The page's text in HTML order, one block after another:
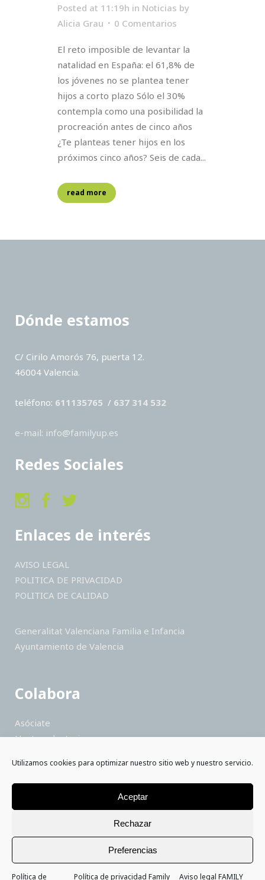
Utilizamos cookies para optimizar nuestro sitio web y nuestro servicio.
Aceptar
Rechazar
Preferencias
Política de Política de privacidad Family Aviso legal FAMILY
Posted at 11:19h in Noticias by
Alicia Grau
0 Comentarios
El reto imposible de levantar la
natalidad en España: el 61,8% de
los jóvenes no se plantea tener
hijos a corto plazo Sólo el 30%
contempla como una posibilidad la
procreación antes de cinco años
¿Te planteas tener hijos en los
próximos cinco años? Seis de cada...
read more
Dónde estamos
C/ Cirilo Amorós 76, puerta 12.
46004 Valencia.
teléfono: 611135765 / 637 314 532
e-mail: info@familyup.es
Redes Sociales
Enlaces de interés
AVISO LEGAL
POLITICA DE PRIVACIDAD
POLITICA DE CALIDAD
Generalitat Valenciana Familia e Infancia
Ayuntamiento de Valencia
Colabora
Asóciate
Hazte voluntario
Colabora como empresa
Saber más